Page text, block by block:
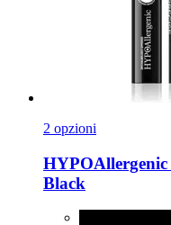
2 opzioni
HYPOAllergenic
Black